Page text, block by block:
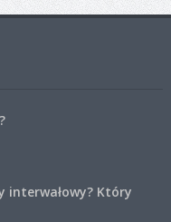
interwałowy? Który